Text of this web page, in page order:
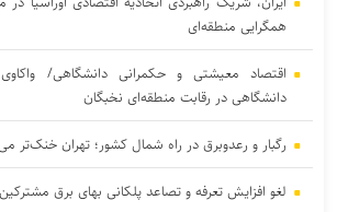
همگرایی منطقه‌ای
اقتصاد معیشتی و حکمرانی دانشگاهی/
دانشگاهی در رقابت منطقه‌ای نخبگان
رگبار و رعدوبرق در راه شمال کشور؛ تهران خنک‌تر
لغو افزایش تعرفه و تصاعد پلکانی بهای برق